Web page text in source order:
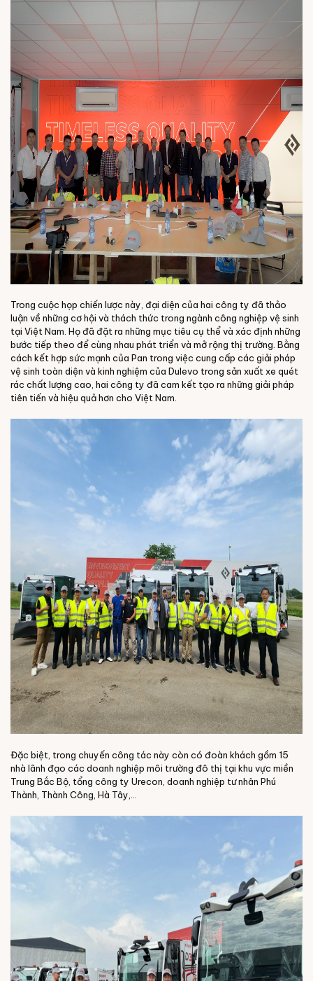
Trong cuộc họp chiến lược này, đại diện của hai công ty đã thảo
luận về những cơ hội và thách thức trong ngành công nghiệp vệ sinh
tại Việt Nam. Họ đã đặt ra những mục tiêu cụ thể và xác định những
bước tiếp theo để cùng nhau phát triển và mở rộng thị trường. Bằng
cách kết hợp sức mạnh của Pan trong việc cung cấp các giải pháp
vệ sinh toàn diện và kinh nghiệm của Dulevo trong sản xuất xe quét
rác chất lượng cao, hai công ty đã cam kết tạo ra những giải pháp
tiên tiến và hiệu quả hơn cho Việt Nam.
Đặc biệt, trong chuyến công tác này còn có đoàn khách gồm 15
nhà lãnh đạo các doanh nghiệp môi trường đô thị tại khu vực miền
Trung Bắc Bộ, tổng công ty Urecon, doanh nghiệp tư nhân Phú
Thành, Thành Công, Hà Tây,...